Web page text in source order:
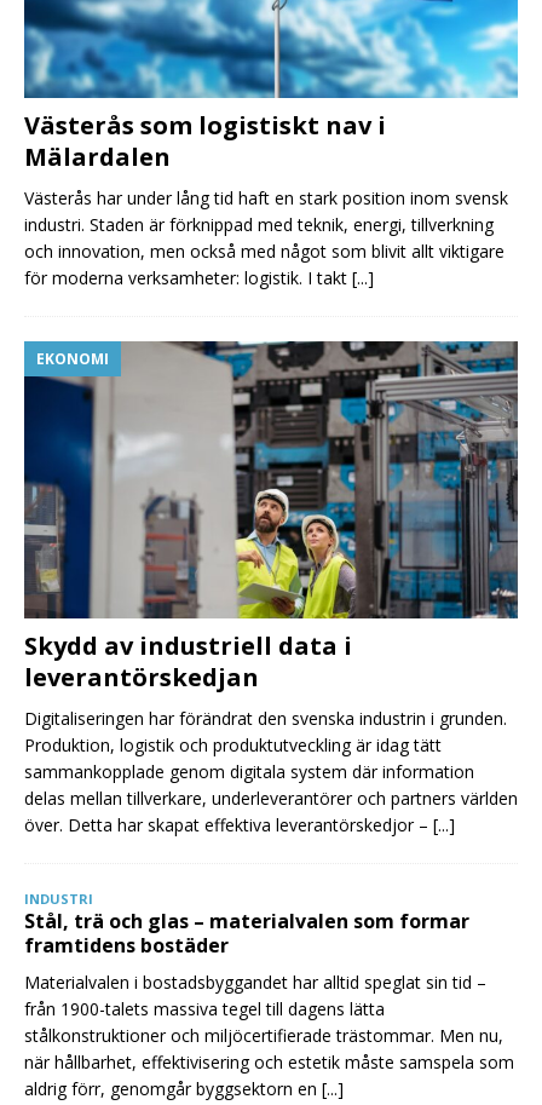
Västerås som logistiskt nav i
Mälardalen
Västerås har under lång tid haft en stark position inom svensk
industri. Staden är förknippad med teknik, energi, tillverkning
och innovation, men också med något som blivit allt viktigare
för moderna verksamheter: logistik. I takt [...]
Skydd av industriell data i
leverantörskedjan
EKONOMI
Digitaliseringen har förändrat den svenska industrin i grunden.
Produktion, logistik och produktutveckling är idag tätt
sammankopplade genom digitala system där information
delas mellan tillverkare, underleverantörer och partners världen
över. Detta har skapat effektiva leverantörskedjor – [...]
INDUSTRI
Stål, trä och glas – materialvalen som formar
framtidens bostäder
Materialvalen i bostadsbyggandet har alltid speglat sin tid –
från 1900-talets massiva tegel till dagens lätta
stålkonstruktioner och miljöcertifierade trästommar. Men nu,
när hållbarhet, effektivisering och estetik måste samspela som
aldrig förr, genomgår byggsektorn en [...]